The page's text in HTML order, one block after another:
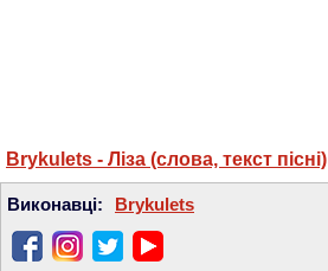
Brykulets - Ліза (слова, текст пісні)
Виконавці: Brykulets